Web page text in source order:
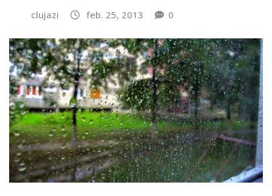
clujazi feb. 25, 2013 0